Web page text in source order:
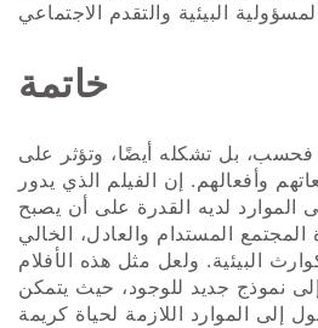
خاتمة
فحسب، بل تشكله أيضًا، وتؤثر على
وأفعالهم. إن الفيلم الذي يدور
الموارد لديه القدرة على أن يصبح
المجتمع المستدام والعادل، الخالي
البيئية. ولعل مثل هذه الأفلام
نموذج جديد للوجود، حيث يتمكن